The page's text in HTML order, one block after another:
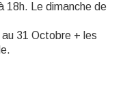
18h. Le dimanche de
31 Octobre + les